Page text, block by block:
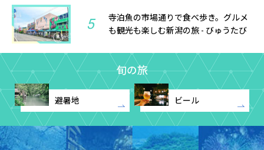
5
寺泊魚の市場通りで食べ歩き。グルメ
も観光も楽しむ新潟の旅 - びゅうたび
旬の旅
避暑地 ビール